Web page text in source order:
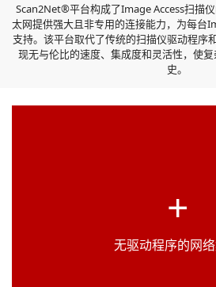
Scan2Net®平台构成了Image Access扫描
太网提供强大且非专用的连接能力，为每台
支持。该平台取代了传统的扫描仪驱动程序
现无与伦比的速度、集成度和灵活性，使
史。
+
无驱动程序的网
络，无需额外驱动程序或专用电
快速、简单且高